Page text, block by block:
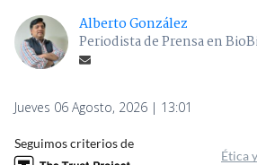
Alberto González
Periodista de Prensa en
Jueves 06 Agosto, 2026 | 13:01
Seguimos criterios de
Ética